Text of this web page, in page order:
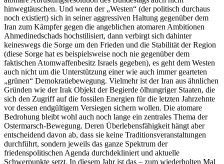
hinwegtäuschen. Und wenn der „Westen“ (der politisch durchaus
noch existiert) sich in seiner aggressiven Haltung gegenüber dem
Iran zum Kämpfer gegen die angeblichen atomaren Ambitionen
Ahmedinedschads hochstilisiert, dann verbirgt sich dahinter
keineswegs die Sorge um den Frieden und die Stabilität der Region
(diese Sorge hat es beispielsweise noch nie gegenüber dem
faktischen Atomwaffenbesitz Israels gegeben), es geht dem Westen
auch nicht um die Unterstützung einer wie auch immer gearteten
„grünen“ Demokratiebewegung. Vielmehr ist der Iran aus ähnlichen
Gründen wie der Irak Objekt der Begierde ölhungriger Staaten, die
sich den Zugriff auf die fossilen Energien für die letzten Jahrzehnte
vor dessen endgültigem Versiegen sichern wollen. Die atomare
Bedrohung bleibt wohl auch noch lange ein zentrales Thema der
Ostermarsch-Bewegung. Deren Überlebensfähigkeit hängt aber
entscheidend davon ab, dass sie keine Traditionsveranstaltungen
durchführt, sondern jeweils das ganze Spektrum der
friedenspolitischen Agenda durchdekliniert und aktuelle
Schwerpunkte setzt. In diesem Jahr ist das – zum wiederholten Mal